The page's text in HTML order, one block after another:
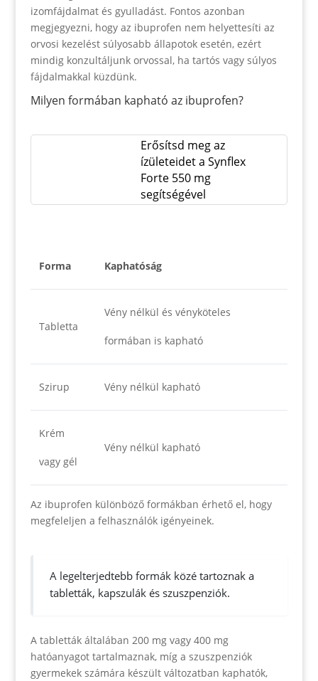
izomfájdalmat és gyulladást. Fontos azonban
megjegyezni, hogy az ibuprofen nem helyettesíti az
orvosi kezelést súlyosabb állapotok esetén, ezért
mindig konzultáljunk orvossal, ha tartós vagy súlyos
fájdalmakkal küzdünk.
Milyen formában kapható az ibuprofen?
Erősítsd meg az
ízületeidet a Synflex
Forte 550 mg
segítségével
Forma Kaphatóság
Tabletta
Vény nélkül és vényköteles
formában is kapható
Szirup Vény nélkül kapható
Krém
vagy gél
Vény nélkül kapható
Az ibuprofen különböző formákban érhető el, hogy
megfeleljen a felhasználók igényeinek.
A legelterjedtebb formák közé tartoznak a
tabletták, kapszulák és szuszpenziók.
A tabletták általában 200 mg vagy 400 mg
hatóanyagot tartalmaznak, míg a szuszpenziók
gyermekek számára készült változatban kaphatók,